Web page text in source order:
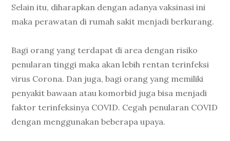
Selain itu, diharapkan dengan adanya vaksinasi ini
maka perawatan di rumah sakit menjadi berkurang.
Bagi orang yang terdapat di area dengan risiko
penularan tinggi maka akan lebih rentan terinfeksi
virus Corona. Dan juga, bagi orang yang memiliki
penyakit bawaan atau komorbid juga bisa menjadi
faktor terinfeksinya COVID. Cegah penularan COVID
dengan menggunakan beberapa upaya.